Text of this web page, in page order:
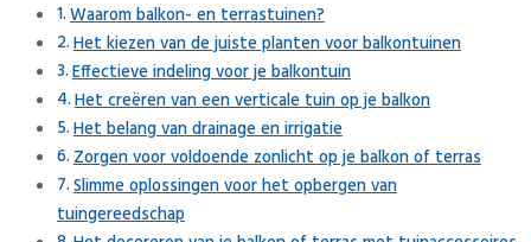
Waarom balkon- en terrastuinen?
Het kiezen van de juiste planten voor balkontuinen
Effectieve indeling voor je balkontuin
Het creëren van een verticale tuin op je balkon
Het belang van drainage en irrigatie
Zorgen voor voldoende zonlicht op je balkon of terras
Slimme oplossingen voor het opbergen van
tuingereedschap